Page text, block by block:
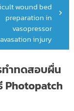
wound bed
preparation in
vasopressor
injury
ทำทดสอบผื่น
Photopatch